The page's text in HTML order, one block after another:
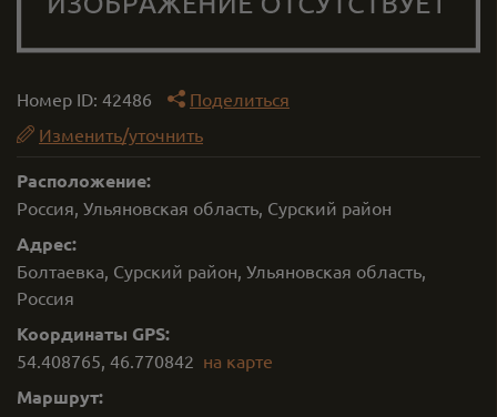
Номер ID: 42486
Поделиться
Изменить/уточнить
Расположение:
Россия, Ульяновская область, Сурский район
Адрес:
Болтаевка, Сурский район, Ульяновская область,
Россия
Координаты GPS:
54.408765, 46.770842 на карте
Маршрут: